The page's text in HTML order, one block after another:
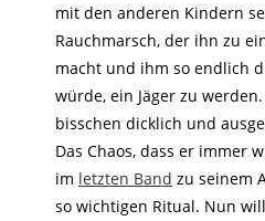
mit den anderen Kindern
Rauchmarsch, der ihn zu
macht und ihm so endlich
würde, ein Jäger zu
bisschen dicklich und
Das Chaos, dass er immer
im letzten Band zu seinem
so wichtigen Ritual. Nun